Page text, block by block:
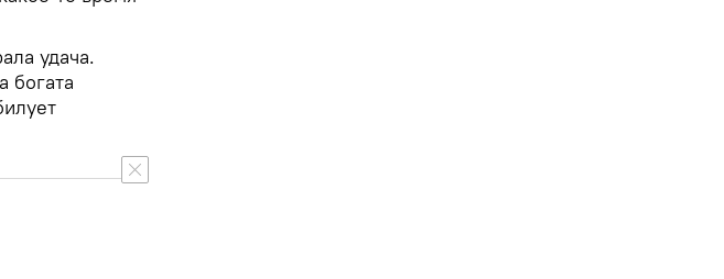
удача.
богата